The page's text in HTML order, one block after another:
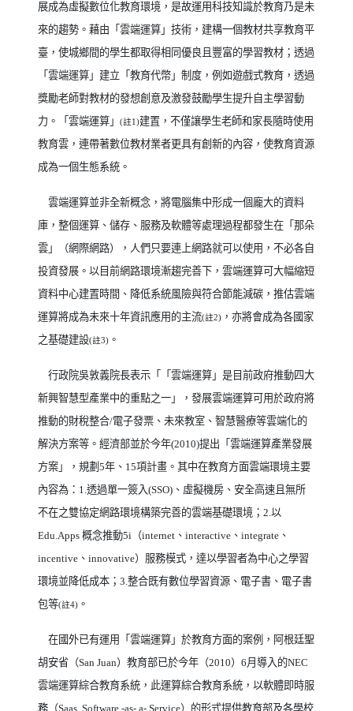
展成為虛擬數位化教育環境，是故運用科技知識於教育乃是未
來的趨勢。藉由「雲端運算」技術，建構一個教材共享教育平
臺，使城鄉間的學生都取得相同優良且豐富的學習教材；透過
「雲端運算」建立「教育代幣」制度，例如遊戲式教育，透過
獎勵老師對教材的發想創意及激發鼓勵學生提升自主學習動
力。「雲端運算」
(註1)建置，不僅讓學生老師和家長隨時使用
教育雲，連帶著數位教材業者更具有創新的內容，使教育資源
成為一個生態系統。
雲端運算並非全新概念，將電腦集中形成一個龐大的資料
庫，整個運算、儲存、服務及軟體等處理過程都發生在「那朵
雲」（網際網路），人們只要連上網路就可以使用，不必各自
投資發展。以目前網路環境漸趨完善下，雲端運算可大幅縮短
資料中心建置時間、降低系統風險與符合節能減碳，推估雲端
運算將成為未來十年資訊應用的主流(註2) ，亦將會成為各國家
之基礎建設(註3) 。
行政院吳敦義院長表示「「雲端運算」是目前政府推動四大
新興智慧型產業中的重點之一」，發展雲端運算可用於政府將
推動的財稅整合/電子發票、未來教室、智慧醫療等雲端化的
解決方案等。經濟部並於今年(2010)提出「雲端運算產業發展
方案」，規劃 5年、 15項計畫。其中在教育方面雲端環境主要
內容為： 1.透過單一簽入(SSO) 、虛擬機房、安全高速且無所
不在之雙協定網路環境構築完善的雲端基礎環境； 2.以
Edu.Apps 概念推動5i （internet 、 interactive 、 integrate 、
incentive 、 innovative）服務模式，達以學習者為中心之學習
環境並降低成本； 3.整合既有數位學習資源、電子書、電子書
包等(註4) 。
在國外已有運用「雲端運算」於教育方面的案例，阿根廷聖
胡安省（San Juan）教育部已於今年（2010） 6月導入的NEC
雲端運算綜合教育系統，此運算綜合教育系統，以軟體即時服
務（Saas, Software -as- a- Service）的形式提供教育部及各學校